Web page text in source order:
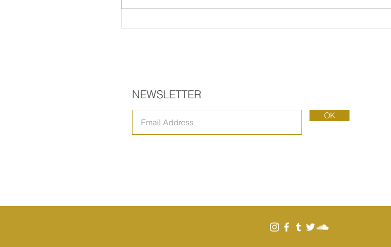
NEWSLETTER
OK